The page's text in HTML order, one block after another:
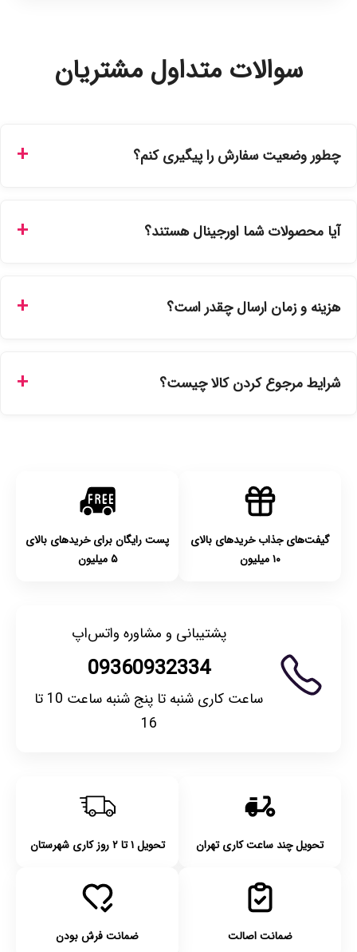
سوالات متداول مشتریان
چطور وضعیت سفارش را پیگیری کنم؟
سفارشات در سایت، وضعیت لحظه‌ای مرسوله را مشاهده کنید.
آیا محصولات شما اورجینال هستند؟
نمایندگی‌های معتبر تهیه شده و دارای بچ‌کد قابل استعلام هستند.
هزینه و زمان ارسال چقدر است؟
انتخاب کنید و برای شهرستان‌ها بین یک الی ۳ روز کاری از طریق
شرایط مرجوع کردن کالا چیست؟
گیفت‌های جذاب خریدهای بالای
۱۰ میلیون
پست رایگان برای خریدهای بالای
۵ میلیون
پشتیبانی و مشاوره واتس‌اپ
09360932334
ساعت کاری شنبه تا پنج شنبه ساعت 10 تا
16
تحویل چند ساعت کاری تهران تحویل ۱ تا ۲ روز کاری شهرستان
ضمانت اصالت ضمانت فرش بودن